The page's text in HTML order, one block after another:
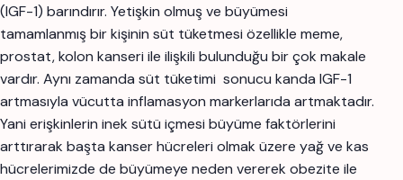
(IGF-1) barındırır. Yetişkin olmuş ve büyümesi
tamamlanmış bir kişinin süt tüketmesi özellikle meme,
prostat, kolon kanseri ile ilişkili bulunduğu bir çok makale
vardır. Aynı zamanda süt tüketimi sonucu kanda IGF-1
artmasıyla vücutta inflamasyon markerlarıda artmaktadır.
Yani erişkinlerin inek sütü içmesi büyüme faktörlerini
arttırarak başta kanser hücreleri olmak üzere yağ ve kas
hücrelerimizde de büyümeye neden vererek obezite ile